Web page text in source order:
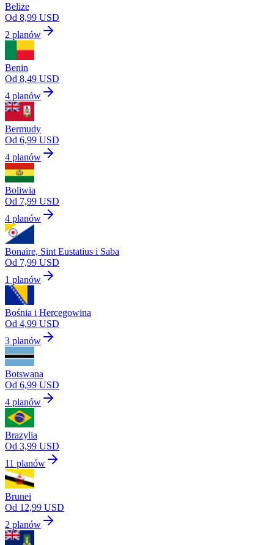
Belize
Od 8,99 USD
2 planów
Benin
Od 8,49 USD
4 planów
Bermudy
Od 6,99 USD
4 planów
Boliwia
Od 7,99 USD
4 planów
Bonaire, Sint Eustatius i Saba
Od 7,99 USD
1 planów
Bośnia i Hercegowina
Od 4,99 USD
3 planów
Botswana
Od 6,99 USD
4 planów
Brazylia
Od 3,99 USD
11 planów
Brunei
Od 12,99 USD
2 planów